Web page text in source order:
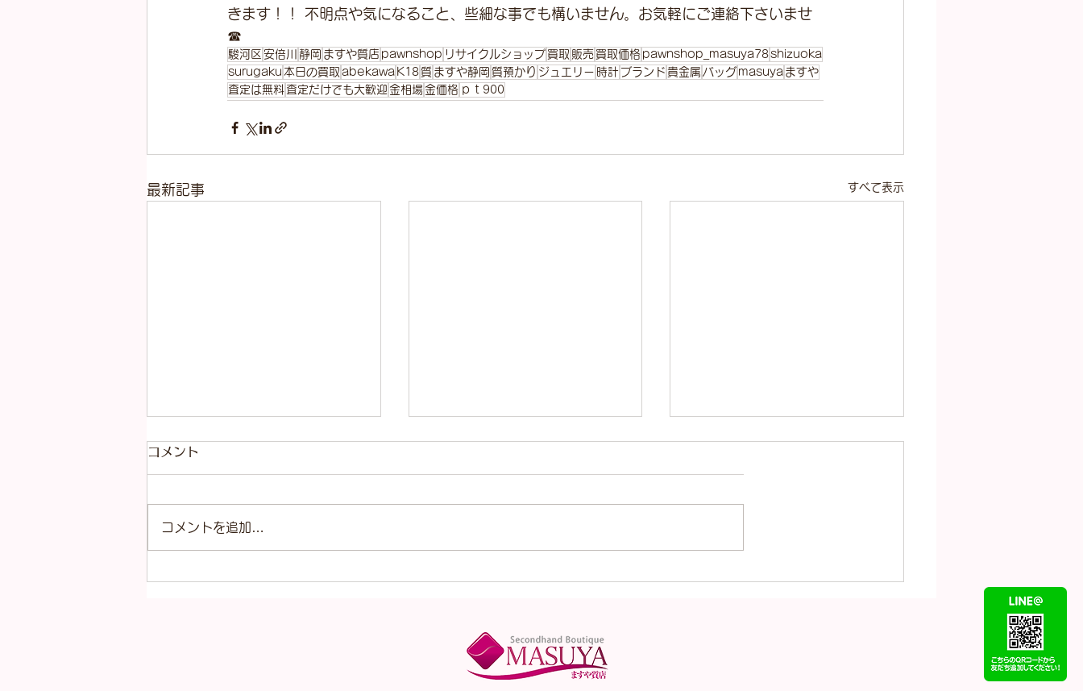
きます！！ 不明点や気になること、些細な事でも構いません。お気軽にご連絡下さいませ
☎
駿河区 安倍川 静岡 ますや質店 pawnshop リサイクルショップ 買取 販売 買取価格 pawnshop_masuya78shizuoka
surugaku 本日の買取 abekawa K18質 ますや静岡 質預かり ジュエリー 時計 ブランド 貴金属 バッグ masuya ますや
査定は無料 査定だけでも大歓迎 金相場 金価格 ｐｔ900
最新記事 すべて表示
８月7、8、9日は連休となり
ます。
まして、誠にありがとうございま
す。 ますや臨時休業のお知らせ
本日（8月6日）の金
（Pt900）の買取価格！
本日（8月5日）の金
コメント
コメントを追加…